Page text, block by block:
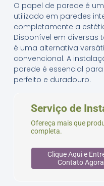
O papel de parede é
utilizado em paredes
completamente a
Disponível em diversas
é uma alternativa
convencional. A
parede é essencial
perfeito e duradouro.
Serviço de
Ofereça mais que
completa.
Clique Aqui e
Contato